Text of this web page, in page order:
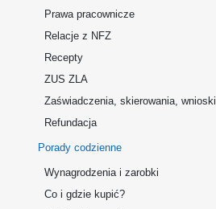
Prawa pracownicze
Relacje z NFZ
Recepty
ZUS ZLA
Zaświadczenia, skierowania, wnioski
Refundacja
Porady codzienne
Wynagrodzenia i zarobki
Co i gdzie kupić?